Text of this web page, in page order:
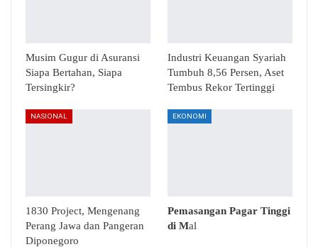
Musim Gugur di Asuransi
Siapa Bertahan, Siapa
Tersingkir?
Industri Keuangan Syariah
Tumbuh 8,56 Persen, Aset
Tembus Rekor Tertinggi
NASIONAL
1830 Project, Mengenang
Perang Jawa dan Pangeran
Diponegoro
EKONOMI
Pemasangan Pagar Tinggi
di Mal